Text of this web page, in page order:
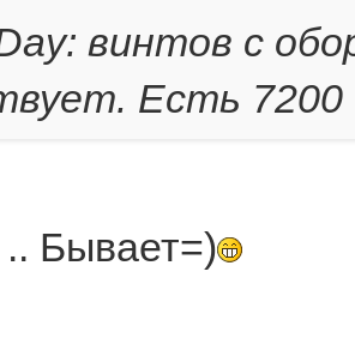
винтов с
Есть 7200
Бывает=)